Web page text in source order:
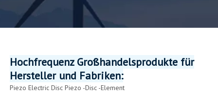
Hochfrequenz Großhandelsprodukte für
Hersteller und Fabriken:
Piezo Electric Disc Piezo -Disc -Element